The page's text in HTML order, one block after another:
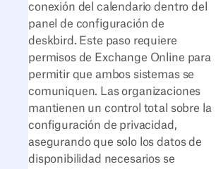
conexión del calendario dentro del
panel de configuración de
deskbird. Este paso requiere
permisos de Exchange Online para
permitir que ambos sistemas se
comuniquen. Las organizaciones
mantienen un control total sobre la
configuración de privacidad,
asegurando que solo los datos de
disponibilidad necesarios se